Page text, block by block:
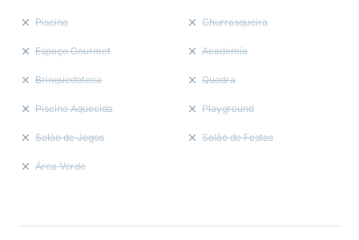
Piscina Churrasqueira
Espaço Gourmet Academia
Brinquedoteca Quadra
Piscina Aquecida Playground
Salão de Jogos Salão de Festas
Área Verde